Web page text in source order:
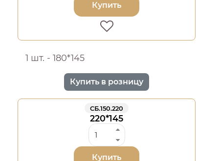
Купить
1 шт. - 180*145
Купить в розницу
СБ.150.220
220*145
Купить